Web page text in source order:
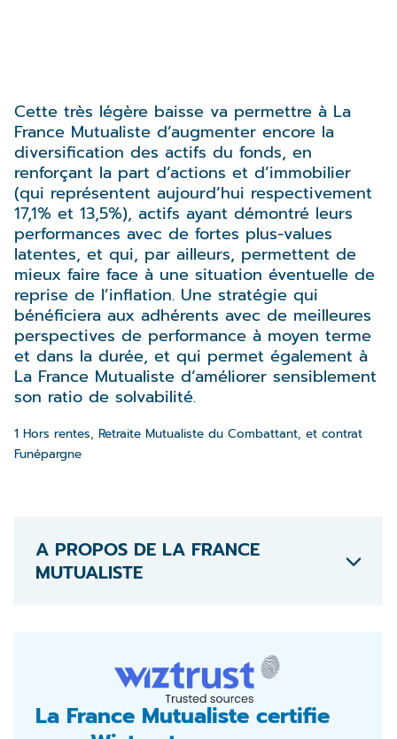
Cette très légère baisse va permettre à La
France Mutualiste d’augmenter encore la
diversification des actifs du fonds, en
renforçant la part d’actions et d’immobilier
(qui représentent aujourd’hui respectivement
17,1% et 13,5%), actifs ayant démontré leurs
performances avec de fortes plus-values
latentes, et qui, par ailleurs, permettent de
mieux faire face à une situation éventuelle de
reprise de l’inflation. Une stratégie qui
bénéficiera aux adhérents avec de meilleures
perspectives de performance à moyen terme
et dans la durée, et qui permet également à
La France Mutualiste d’améliorer sensiblement
son ratio de solvabilité.
1 Hors rentes, Retraite Mutualiste du Combattant, et contrat
Funépargne
A PROPOS DE LA FRANCE
MUTUALISTE
La France Mutualiste certifie